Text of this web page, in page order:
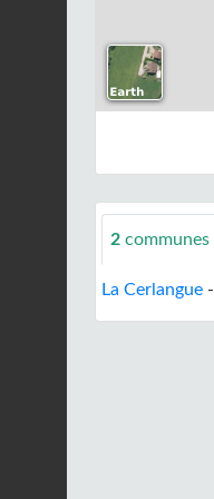
2 communes
La Cerlangue -